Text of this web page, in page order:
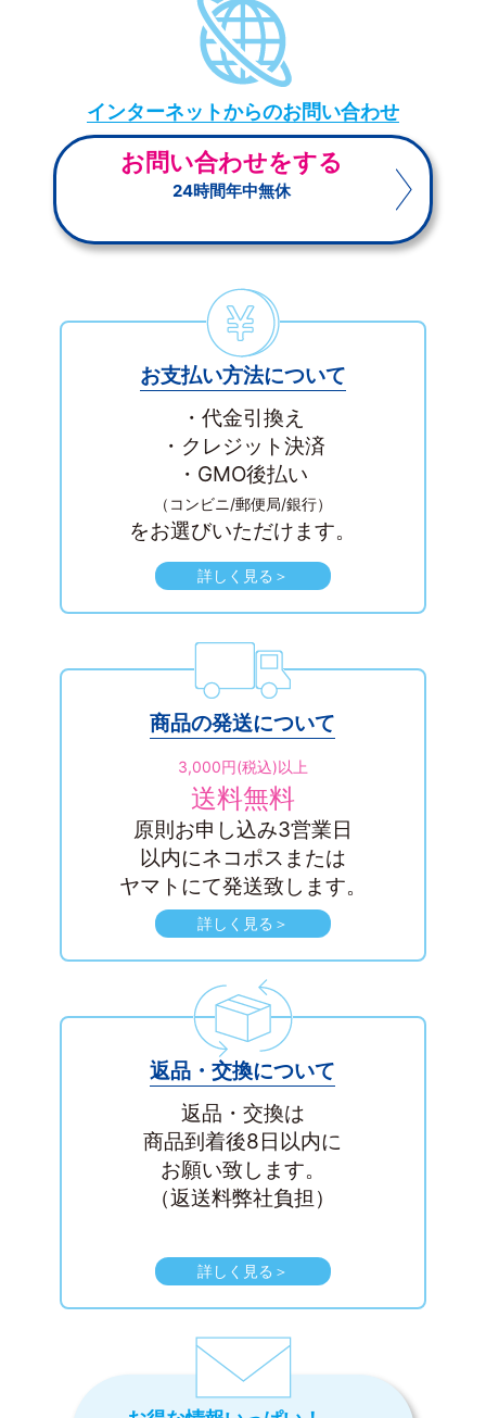
インターネットからのお問い合わせ
お問い合わせをする
24時間年中無休
お支払い方法について
・代金引換え
・クレジット決済
・GMO後払い
（コンビニ/郵便局/銀行）
をお選びいただけます。
詳しく見る＞
商品の発送について
3,000円(税込)以上
送料無料
原則お申し込み3営業日
以内にネコポスまたは
ヤマトにて発送致します。
詳しく見る＞
返品・交換について
返品・交換は
商品到着後8日以内に
お願い致します。
（返送料弊社負担）
詳しく見る＞